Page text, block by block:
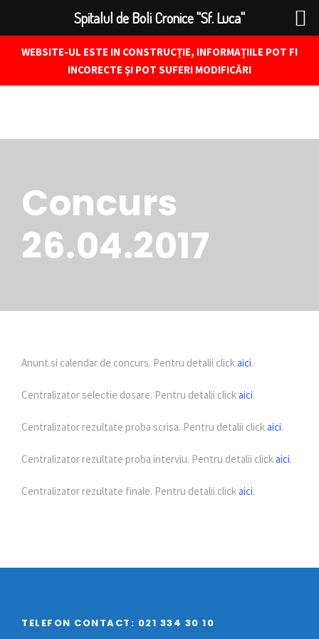
WEBSITE-UL ESTE IN CONSTRUCȚIE, INFORMAȚIILE POT FI
INCORECTE ȘI POT SUFERI MODIFICĂRI
Concurs
26.04.2017
Anunt si calendar de concurs. Pentru detalii clickaici.
Centralizator selectie dosare. Pentru detalii clickaici.
Centralizator rezultate proba scrisa. Pentru detalii clickaici.
Centralizator rezultate proba interviu. Pentru detalii clickaici.
Centralizator rezultate finale. Pentru detalii clickaici.
TELEFON CONTACT: 021 334 30 10
Spitalul de Boli Cronice "Sf. Luca"